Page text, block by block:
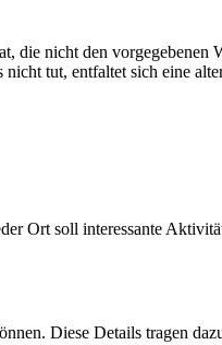
die nicht den vorgegebenen
tut, entfaltet sich eine
Ort soll interessante
Diese Details tragen